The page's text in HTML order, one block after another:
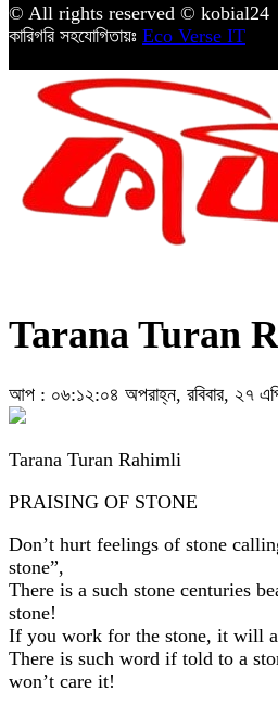
© All rights reserved © kobial24
কারিগরি সহযোগিতায়ঃ Eco Verse IT
Tarana Turan
আপ : ০৬:১২:০৪ অপরাহ্ন, রবিবার, ২৭
Tarana Turan Rahimli
PRAISING OF STONE
Don’t hurt feelings of stone
stone”,
There is a such stone centuries
stone!
If you work for the stone, it will
There is such word if told to a
won’t care it!